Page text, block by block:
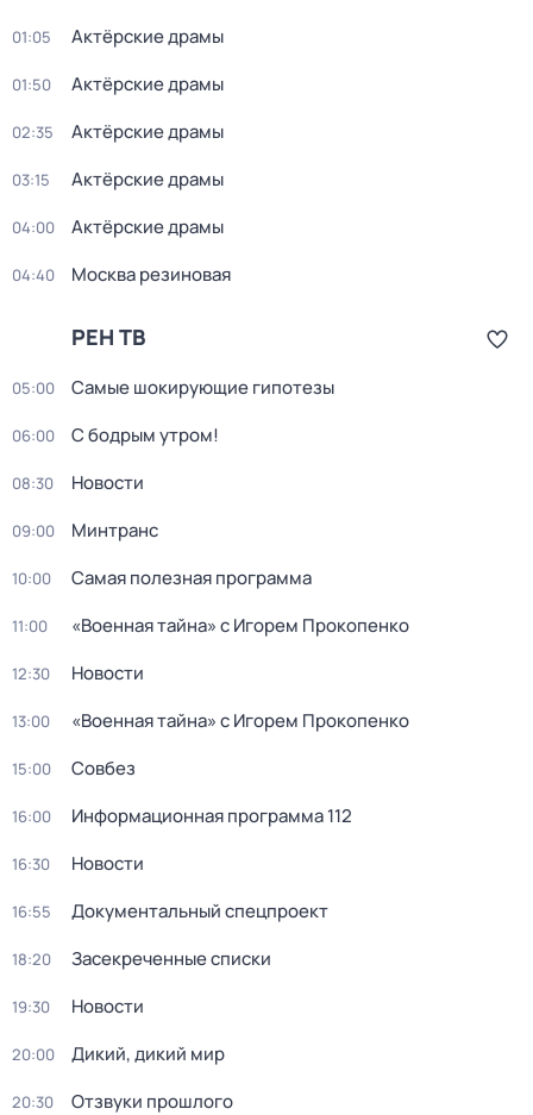
01:05 Актёрские драмы
01:50 Актёрские драмы
02:35 Актёрские драмы
03:15 Актёрские драмы
04:00 Актёрские драмы
04:40 Москва резиновая
РЕН ТВ
05:00 Самые шoкиpующие гипотезы
06:00 С бодрым утром!
08:30 Новости
09:00 Минтранс
10:00 Самая полезная программа
11:00 «Военная тайна» с Игорем Прокопенко
12:30 Новости
13:00 «Военная тайна» с Игорем Прокопенко
15:00 Совбез
16:00 Информационная программа 112
16:30 Новости
16:55 Документальный спецпроект
18:20 Заcекрeченные списки
19:30 Новости
20:00 Дикий, дикий мир
20:30 Отзвуки прошлого